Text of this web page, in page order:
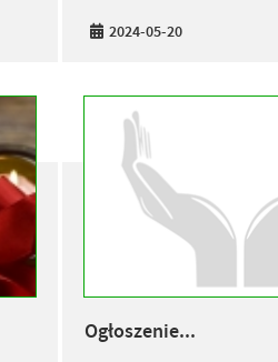
2024-05-20
Ogłoszenie...